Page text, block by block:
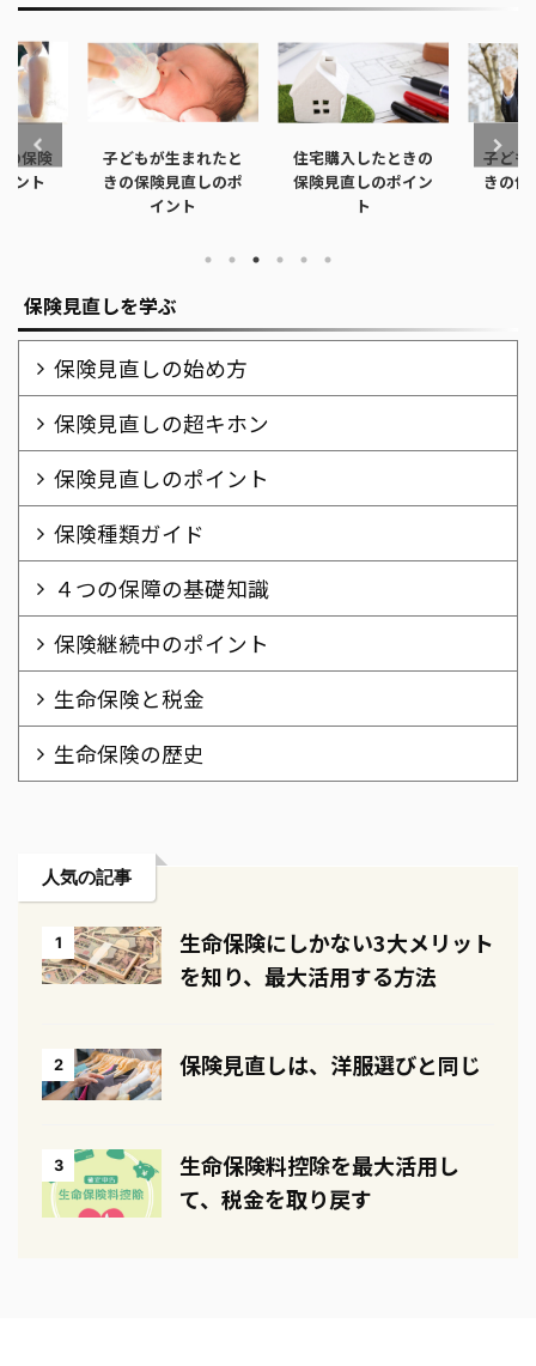
の保険
ント
子どもが生まれたと
きの保険見直しのポ
イント
住宅購入したときの
保険見直しのポイン
ト
子ども
きの保
保険見直しを学ぶ
保険見直しの始め方
保険見直しの超キホン
保険見直しのポイント
保険種類ガイド
４つの保障の基礎知識
保険継続中のポイント
生命保険と税金
生命保険の歴史
人気の記事
1
生命保険にしかない3大メリット
を知り、最大活用する方法
2 保険見直しは、洋服選びと同じ
3
生命保険料控除を最大活用し
て、税金を取り戻す